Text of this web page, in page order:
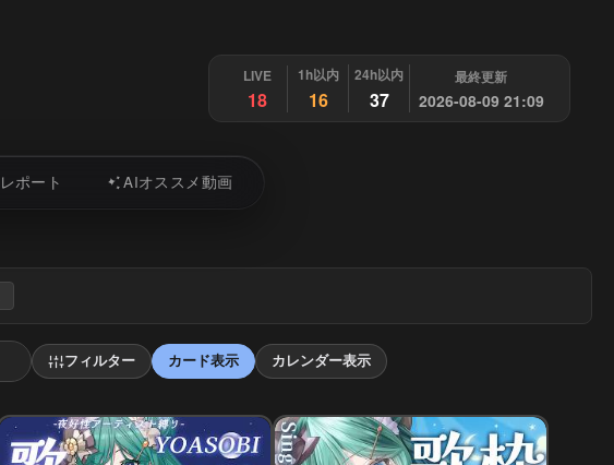
LIVE
18
1h以内
16
24h以内
37
最終更新
2026-08-09 21:09
レポート AIオススメ動画
フィルター カード表示 カレンダー表示